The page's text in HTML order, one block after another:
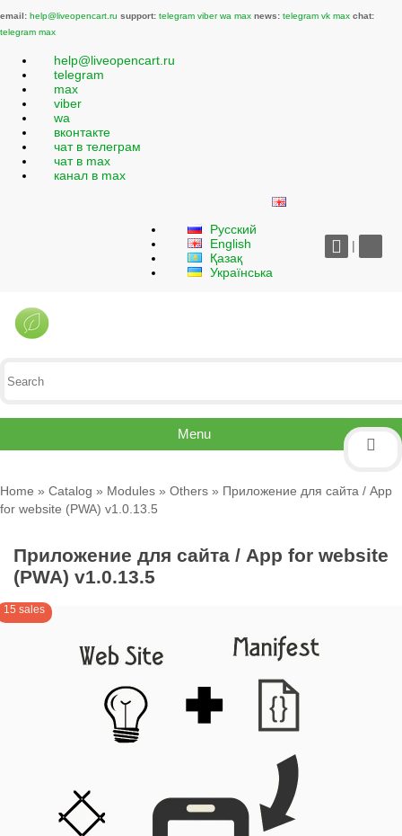
email: help@liveopencart.ru support: telegram viber wa max news: telegram vk max chat:
telegram max
help@liveopencart.ru
telegram
max
viber
wa
вконтакте
чат в телеграм
чат в max
канал в max
Русский
English
Қазақ
Українська
|
Menu
Home » Catalog » Modules » Others » Приложение для сайта / App
for website (PWA) v1.0.13.5
Приложение для сайта / App for website
(PWA) v1.0.13.5
15 sales